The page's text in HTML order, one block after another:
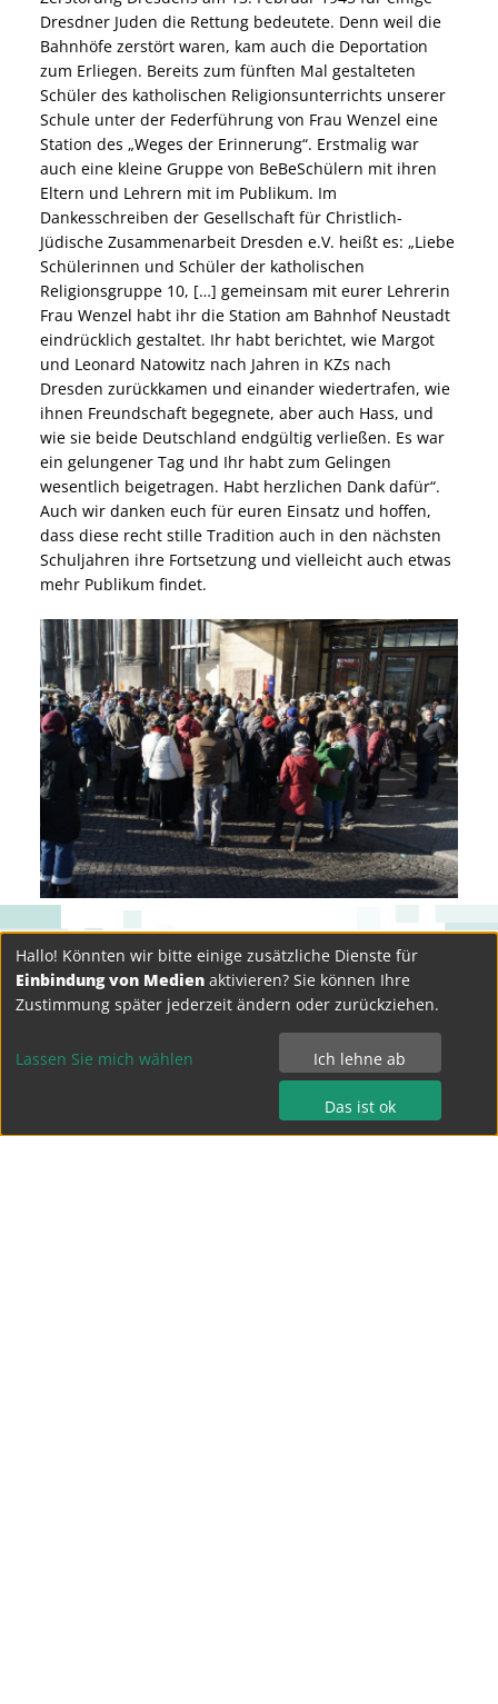
Dresdner Juden die Rettung bedeutete. Denn weil die
Bahnhöfe zerstört waren, kam auch die Deportation
zum Erliegen. Bereits zum fünften Mal gestalteten
Schüler des katholischen Religionsunterrichts unserer
Schule unter der Federführung von Frau Wenzel eine
Station des „Weges der Erinnerung“. Erstmalig war
auch eine kleine Gruppe von BeBeSchülern mit ihren
Eltern und Lehrern mit im Publikum. Im
Dankesschreiben der Gesellschaft für Christlich-
Jüdische Zusammenarbeit Dresden e.V. heißt es: „Liebe
Schülerinnen und Schüler der katholischen
Religionsgruppe 10, […] gemeinsam mit eurer Lehrerin
Frau Wenzel habt ihr die Station am Bahnhof Neustadt
eindrücklich gestaltet. Ihr habt berichtet, wie Margot
und Leonard Natowitz nach Jahren in KZs nach
Dresden zurückkamen und einander wiedertrafen, wie
ihnen Freundschaft begegnete, aber auch Hass, und
wie sie beide Deutschland endgültig verließen. Es war
ein gelungener Tag und Ihr habt zum Gelingen
wesentlich beigetragen. Habt herzlichen Dank dafür“.
Auch wir danken euch für euren Einsatz und hoffen,
dass diese recht stille Tradition auch in den nächsten
Schuljahren ihre Fortsetzung und vielleicht auch etwas
mehr Publikum findet.
Hallo! Könnten wir bitte einige zusätzliche Dienste für
Einbindung von Medien aktivieren? Sie können Ihre
Zustimmung später jederzeit ändern oder zurückziehen.
Lassen Sie mich wählen Ich lehne ab
Das ist ok